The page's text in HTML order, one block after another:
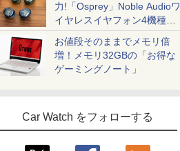
力!「Osprey」Noble Audioワ
イヤレスイヤフォン4機種を
一気に聴く
お値段そのままでメモリ倍
増！メモリ32GBの「お得な
ゲーミングノート」
Car Watch をフォローする